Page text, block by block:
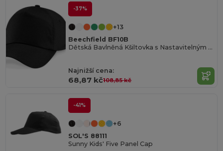
-37%
+13
Beechfield BF10B
Dětská Bavlněná Kšiltovka s Nastavitelným Zapínáním
Najnižší cena:
68,87 kč108,85 kč
-41%
+6
SOL'S 88111
Sunny Kids' Five Panel Cap